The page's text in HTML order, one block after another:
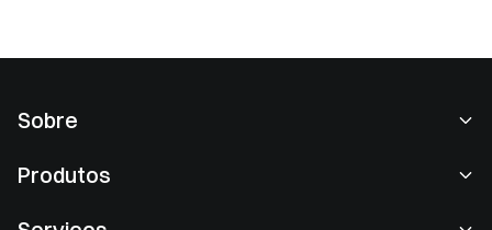
Sobre
Produtos